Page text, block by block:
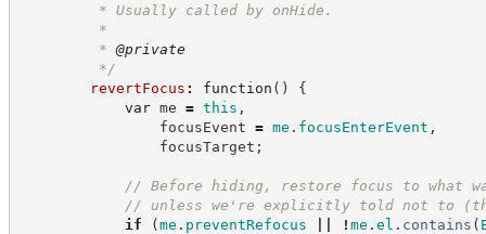
* Usually called by onHide.
*
* @private
*/
revertFocus : function ( )
{
var me = this ,
focusEvent = me . focusEnterEvent ,
focusTarget ;
// Before hiding, restore focus to what
// unless we're explicitly told not to
if
(me . preventRefocus ! me . el . contains (